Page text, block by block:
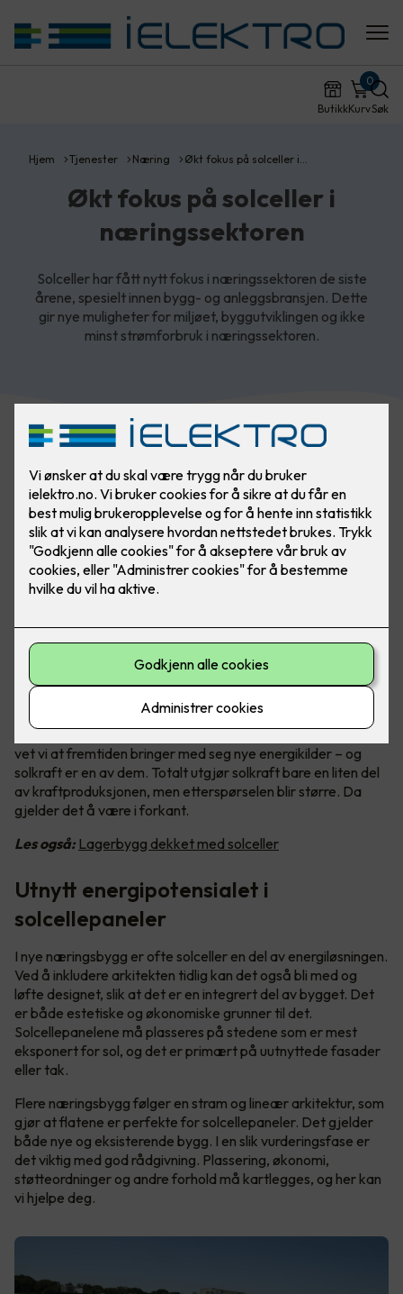
ButikkKurv
0
Søk
Hjem Tjenester Næring Økt fokus på solceller i…
Økt fokus på solceller i
næringssektoren
Solceller har fått nytt fokus i næringssektoren de siste
årene, spesielt innen bygg- og anleggsbransjen. Dette
gir nye muligheter for miljøet, byggutviklingen og ikke
minst strømforbruk i næringssektoren.
næringsbygg, kan bedriften din bli helt eller delvis
uavhengig av strømprodusenter!
Vær i forkant, det lønner seg
I Norge er vann vår hovedkilde til fornybar energi. Samtidig
vet vi at fremtiden bringer med seg nye energikilder – og
solkraft er en av dem. Totalt utgjør solkraft bare en liten del
av kraftproduksjonen, men etterspørselen blir større. Da
gjelder det å være i forkant.
Les også: Lagerbygg dekket med solceller
Utnytt energipotensialet i
solcellepaneler
I nye næringsbygg er ofte solceller en del av energiløsningen.
Ved å inkludere arkitekten tidlig kan det også bli med og
løfte designet, slik at det er en integrert del av bygget. Det
er både estetiske og økonomiske grunner til det.
Solcellepanelene må plasseres på stedene som er mest
eksponert for sol, og det er primært på uutnyttede fasader
eller tak.
Flere næringsbygg følger en stram og lineær arkitektur, som
gjør at flatene er perfekte for solcellepaneler. Det gjelder
både nye og eksisterende bygg. I en slik vurderingsfase er
det viktig med god rådgivning. Plassering, økonomi,
støtteordninger og andre forhold må kartlegges, og her kan
vi hjelpe deg.